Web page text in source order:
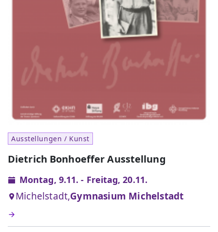
Ausstellungen / Kunst
Dietrich Bonhoeffer Ausstellung
Montag, 9.11. - Freitag, 20.11.
Michelstadt,Gymnasium Michelstadt